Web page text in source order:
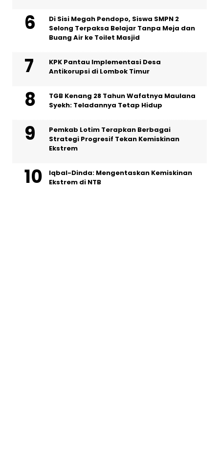
Di Sisi Megah Pendopo, Siswa SMPN 2
Selong Terpaksa Belajar Tanpa Meja dan
Buang Air ke Toilet Masjid
KPK Pantau Implementasi Desa
Antikorupsi di Lombok Timur
TGB Kenang 28 Tahun Wafatnya Maulana
Syekh: Teladannya Tetap Hidup
Pemkab Lotim Terapkan Berbagai
Strategi Progresif Tekan Kemiskinan
Ekstrem
Iqbal-Dinda: Mengentaskan Kemiskinan
Ekstrem di NTB